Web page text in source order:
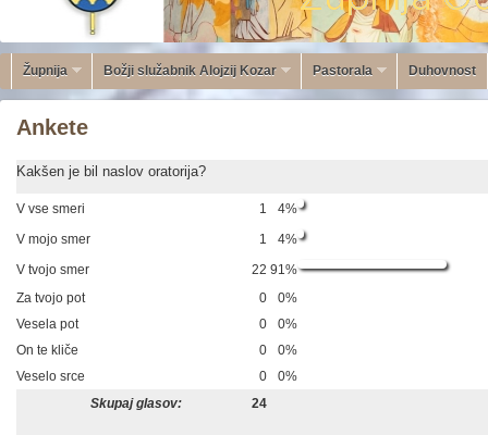
Župnija Božji služabnik Alojzij Kozar Pastorala Duhovnost
Ankete
Kakšen je bil naslov oratorija?
V vse smeri 1
4%
V mojo smer
1
4%
V tvojo smer
22 91%
Za tvojo pot
0
0%
Vesela pot
0
0%
On te kliče
0
0%
Veselo srce
0
0%
Skupaj glasov:
24